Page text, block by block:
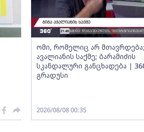
ომი, რომელიც არ
ავალიანის საქმე; ბარამიძის
სკანდალური განცხადება |
გრადუსი
2026/08/08 00:35